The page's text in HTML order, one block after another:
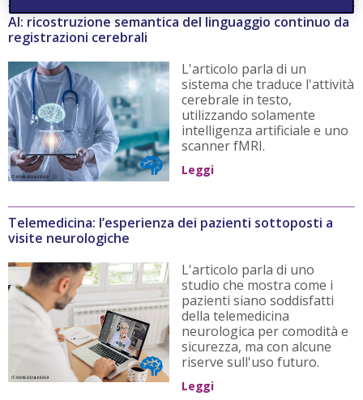
AI: ricostruzione semantica del linguaggio continuo da
registrazioni cerebrali
L'articolo parla di un
sistema che traduce l'attività
cerebrale in testo,
utilizzando solamente
intelligenza artificiale e uno
scanner fMRI.
Leggi
Telemedicina: l’esperienza dei pazienti sottoposti a
visite neurologiche
L'articolo parla di uno
studio che mostra come i
pazienti siano soddisfatti
della telemedicina
neurologica per comodità e
sicurezza, ma con alcune
riserve sull'uso futuro.
Leggi